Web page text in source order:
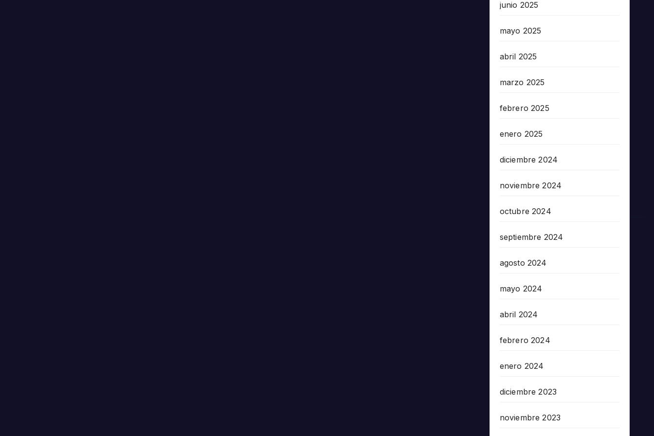
junio 2025
mayo 2025
abril 2025
marzo 2025
febrero 2025
enero 2025
diciembre 2024
noviembre 2024
octubre 2024
septiembre 2024
agosto 2024
mayo 2024
abril 2024
febrero 2024
enero 2024
diciembre 2023
noviembre 2023